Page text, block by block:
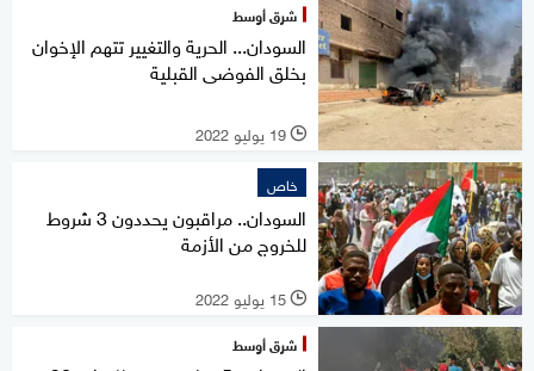
شرق أوسط
السودان... الحرية والتغيير تتهم الإخوان
بخلق الفوضى القبلية
l 19 يوليو 2022
خاص
السودان.. مراقبون يحددون 3 شروط
للخروج من الأزمة
l 15 يوليو 2022
شرق أوسط